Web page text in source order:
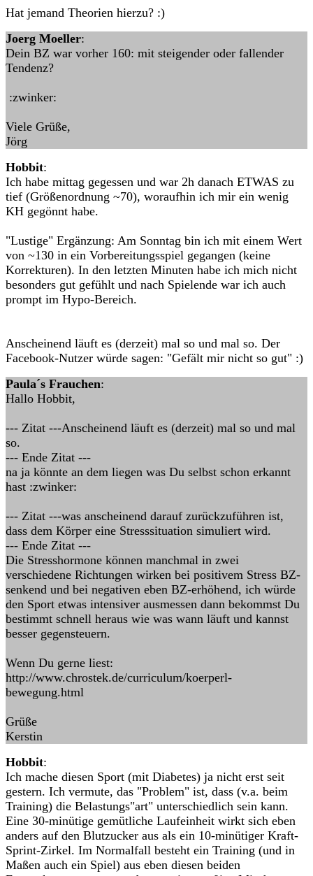
Hat jemand Theorien hierzu? :)
Joerg Moeller:
Dein BZ war vorher 160: mit steigender oder fallender
Tendenz?
:zwinker:
Viele Grüße,
Jörg
Hobbit:
Ich habe mittag gegessen und war 2h danach ETWAS zu
tief (Größenordnung ~70), woraufhin ich mir ein wenig
KH gegönnt habe.
"Lustige" Ergänzung: Am Sonntag bin ich mit einem Wert
von ~130 in ein Vorbereitungsspiel gegangen (keine
Korrekturen). In den letzten Minuten habe ich mich nicht
besonders gut gefühlt und nach Spielende war ich auch
prompt im Hypo-Bereich.
Anscheinend läuft es (derzeit) mal so und mal so. Der
Facebook-Nutzer würde sagen: "Gefält mir nicht so gut" :)
Paula´s Frauchen:
Hallo Hobbit,
--- Zitat ---Anscheinend läuft es (derzeit) mal so und mal
so.
--- Ende Zitat ---
na ja könnte an dem liegen was Du selbst schon erkannt
hast :zwinker:
--- Zitat ---was anscheinend darauf zurückzuführen ist,
dass dem Körper eine Stresssituation simuliert wird.
--- Ende Zitat ---
Die Stresshormone können manchmal in zwei
verschiedene Richtungen wirken bei positivem Stress BZ-
senkend und bei negativen eben BZ-erhöhend, ich würde
den Sport etwas intensiver ausmessen dann bekommst Du
bestimmt schnell heraus wie was wann läuft und kannst
besser gegensteuern.
Wenn Du gerne liest:
http://www.chrostek.de/curriculum/koerperl-
bewegung.html
Grüße
Kerstin
Hobbit:
Ich mache diesen Sport (mit Diabetes) ja nicht erst seit
gestern. Ich vermute, das "Problem" ist, dass (v.a. beim
Training) die Belastungs"art" unterschiedlich sein kann.
Eine 30-minütige gemütliche Laufeinheit wirkt sich eben
anders auf den Blutzucker aus als ein 10-minütiger Kraft-
Sprint-Zirkel. Im Normalfall besteht ein Training (und in
Maßen auch ein Spiel) aus eben diesen beiden